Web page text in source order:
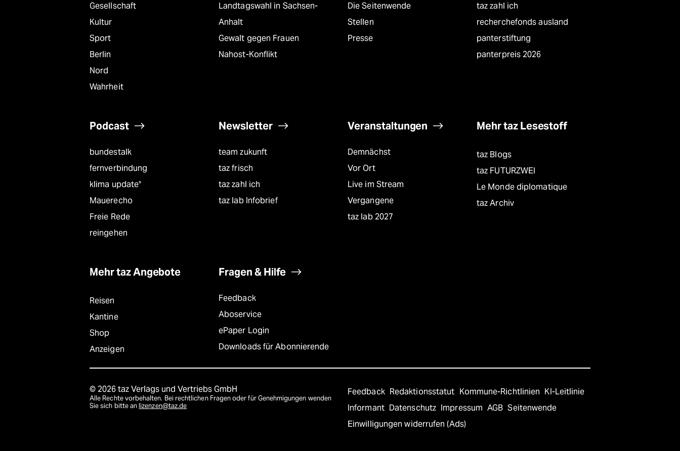
Gesellschaft
Kultur
Sport
Berlin
Nord
Wahrheit
Landtagswahl in Sachsen-
Anhalt
Gewalt gegen Frauen
Nahost-Konflikt
Die Seitenwende
Stellen
Presse
taz zahl ich
recherchefonds ausland
panterstiftung
panterpreis 2026
Podcast
bundestalk
fernverbindung
klima update°
Mauerecho
Freie Rede
reingehen
Newsletter
team zukunft
taz frisch
taz zahl ich
taz lab Infobrief
Veranstaltungen
Demnächst
Vor Ort
Live im Stream
Vergangene
taz lab 2027
Mehr taz Lesestoff
taz Blogs
taz FUTURZWEI
Le Monde diplomatique
taz Archiv
Mehr taz Angebote
Reisen
Kantine
Shop
Anzeigen
Fragen & Hilfe
Feedback
Aboservice
ePaper Login
Downloads für Abonnierende
© 2026 taz Verlags und Vertriebs GmbH
Alle Rechte vorbehalten. Bei rechtlichen Fragen oder für Genehmigungen wenden
Sie sich bitte an lizenzen@taz.de
Feedback Redaktionsstatut Kommune-Richtlinien KI-Leitlinie
Informant Datenschutz Impressum AGB Seitenwende
Einwilligungen widerrufen (Ads)